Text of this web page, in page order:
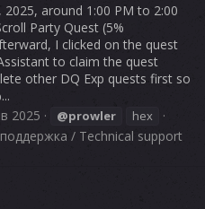
2025, around 1:00 PM to 2:00
Party Quest (5%
I clicked on the quest
to claim the quest
other DQ Exp quests first so
2025 @prowler hex
/ Technical support